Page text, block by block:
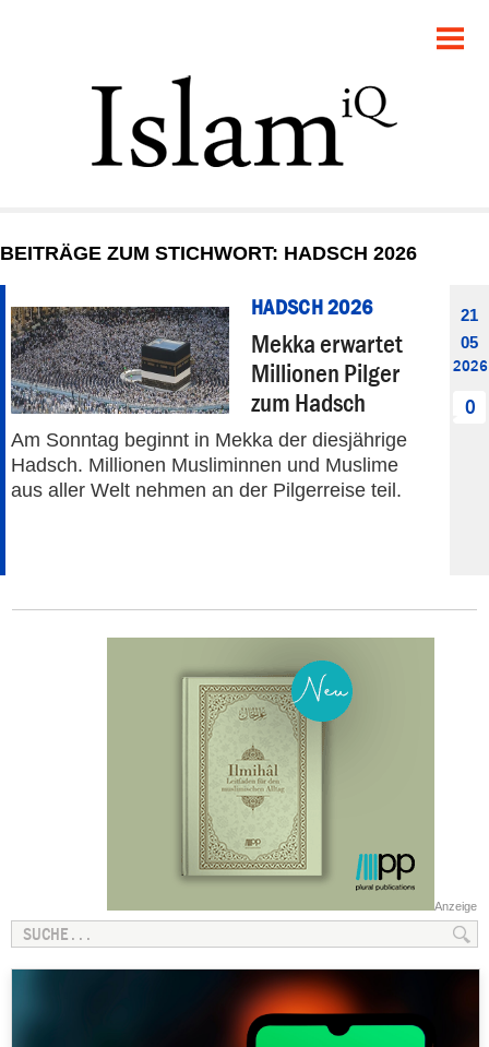
GESELLSCHAFT
STARTSEITE
DEBATTE
PANORAMA
BEITRÄGE ZUM STICHWORT: HADSCH 2026
HADSCH 2026
Mekka erwartet
Millionen Pilger
zum Hadsch
Am Sonntag beginnt in Mekka der diesjährige
Hadsch. Millionen Musliminnen und Muslime
aus aller Welt nehmen an der Pilgerreise teil.
21
05
2026
0
Anzeige